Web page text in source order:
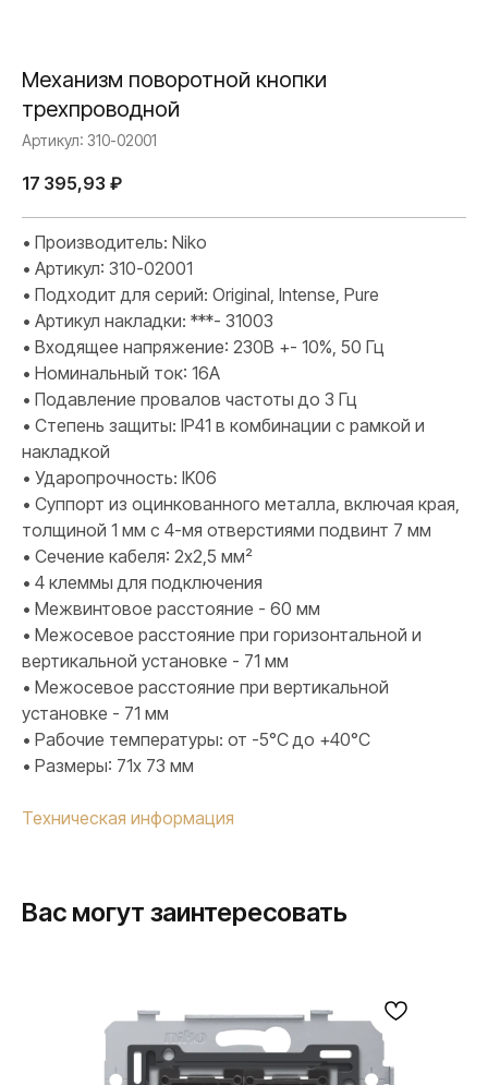
Механизм поворотной кнопки
трехпроводной
Артикул: 310-02001
17 395,93 ₽
• Производитель: Niko
• Артикул: 310-02001
• Подходит для серий: Original, Intense, Pure
• Артикул накладки: ***- 31003
• Входящее напряжение: 230В +- 10%, 50 Гц
• Номинальный ток: 16А
• Подавление провалов частоты до 3 Гц
• Степень защиты: IP41 в комбинации с рамкой и
накладкой
• Ударопрочность: IK06
• Суппорт из оцинкованного металла, включая края,
толщиной 1 мм с 4-мя отверстиями подвинт 7 мм
• Сечение кабеля: 2х2,5 мм²
• 4 клеммы для подключения
• Межвинтовое расстояние - 60 мм
• Межосевое расстояние при горизонтальной и
вертикальной установке - 71 мм
• Межосевое расстояние при вертикальной
установке - 71 мм
• Рабочие температуры: от -5°C до +40°C
• Размеры: 71х 73 мм
Техническая информация
Вас могут заинтересовать